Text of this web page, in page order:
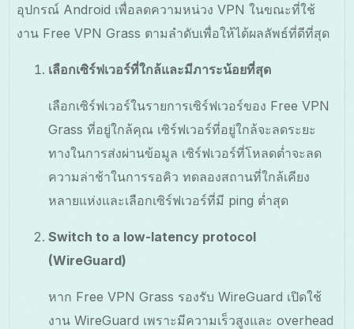
อุปกรณ์ Android เพื่อลดความหน่วง VPN ในขณะที่ใช้
งาน Free VPN Grass ตามลำดับเพื่อให้ได้ผลลัพธ์ที่ดีที่สุด
เลือกเซิร์ฟเวอร์ที่ใกล้และมีภาระน้อยที่สุด
เลือกเซิร์ฟเวอร์ในรายการเซิร์ฟเวอร์ของ Free VPN
Grass ที่อยู่ใกล้คุณ เซิร์ฟเวอร์ที่อยู่ใกล้จะลดระยะ
ทางในการส่งผ่านข้อมูล เซิร์ฟเวอร์ที่โหลดต่ำจะลด
ความล่าช้าในการรอคิว ทดลองสถานที่ใกล้เคียง
หลายแห่งและเลือกเซิร์ฟเวอร์ที่มี ping ต่ำสุด
Switch to a low-latency protocol
(WireGuard)
หาก Free VPN Grass รองรับ WireGuard เปิดใช้
งาน WireGuard เพราะมีความเร็วสูงและ overhead